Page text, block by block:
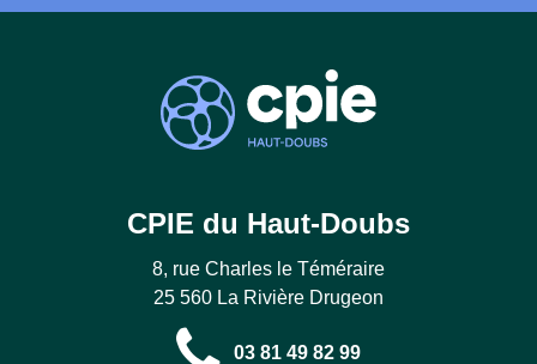
CPIE du Haut-Doubs
8, rue Charles le Téméraire
25 560 La Rivière Drugeon
03 81 49 82 99